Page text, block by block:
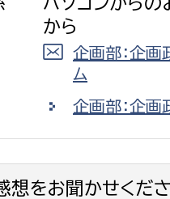
会総務課
から
企画部：企
ム
企画部：企画
想をお聞かせくださ